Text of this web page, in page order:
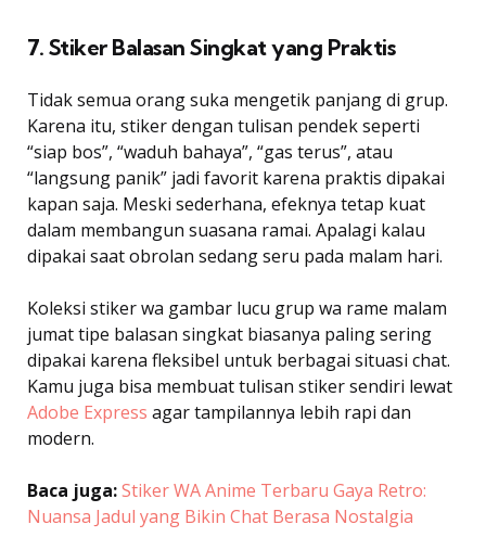
7. Stiker Balasan Singkat yang Praktis
Tidak semua orang suka mengetik panjang di grup.
Karena itu, stiker dengan tulisan pendek seperti
“siap bos”, “waduh bahaya”, “gas terus”, atau
“langsung panik” jadi favorit karena praktis dipakai
kapan saja. Meski sederhana, efeknya tetap kuat
dalam membangun suasana ramai. Apalagi kalau
dipakai saat obrolan sedang seru pada malam hari.
Koleksi stiker wa gambar lucu grup wa rame malam
jumat tipe balasan singkat biasanya paling sering
dipakai karena fleksibel untuk berbagai situasi chat.
Kamu juga bisa membuat tulisan stiker sendiri lewat
Adobe Express agar tampilannya lebih rapi dan
modern.
Baca juga:Stiker WA Anime Terbaru Gaya Retro:
Nuansa Jadul yang Bikin Chat Berasa Nostalgia